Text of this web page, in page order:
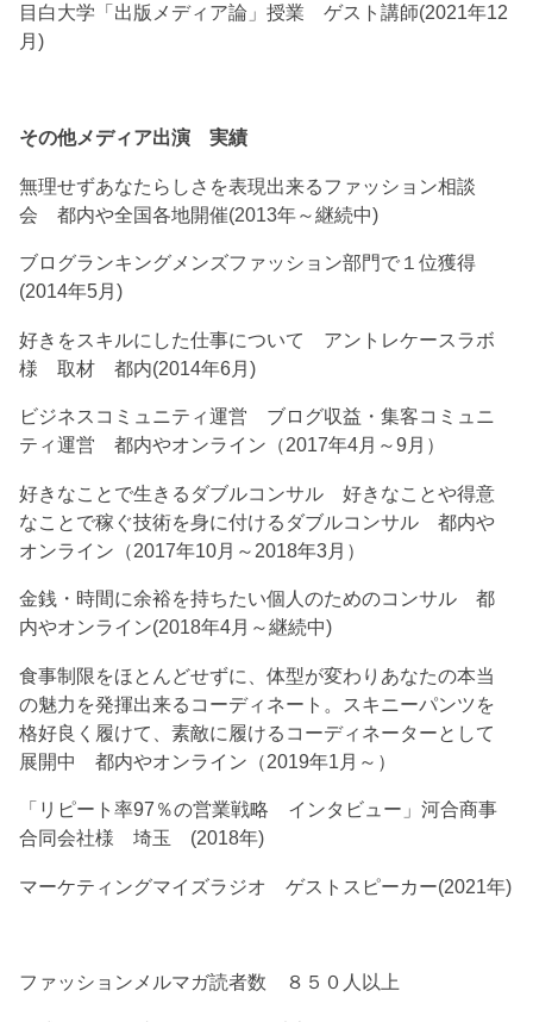
目白大学「出版メディア論」授業 ゲスト講師(2021年12
月)
その他メディア出演 実績
無理せずあなたらしさを表現出来るファッション相談
会 都内や全国各地開催(2013年～継続中)
ブログランキングメンズファッション部門で１位獲得
(2014年5月)
好きをスキルにした仕事について アントレケースラボ
様 取材 都内(2014年6月)
ビジネスコミュニティ運営 ブログ収益・集客コミュニ
ティ運営 都内やオンライン（2017年4月～9月）
好きなことで生きるダブルコンサル 好きなことや得意
なことで稼ぐ技術を身に付けるダブルコンサル 都内や
オンライン（2017年10月～2018年3月）
金銭・時間に余裕を持ちたい個人のためのコンサル 都
内やオンライン(2018年4月～継続中)
食事制限をほとんどせずに、体型が変わりあなたの本当
の魅力を発揮出来るコーディネート。スキニーパンツを
格好良く履けて、素敵に履けるコーディネーターとして
展開中 都内やオンライン（2019年1月～）
「リピート率97％の営業戦略 インタビュー」河合商事
合同会社様 埼玉 (2018年)
マーケティングマイズラジオ ゲストスピーカー(2021年)
ファッションメルマガ読者数 ８５０人以上